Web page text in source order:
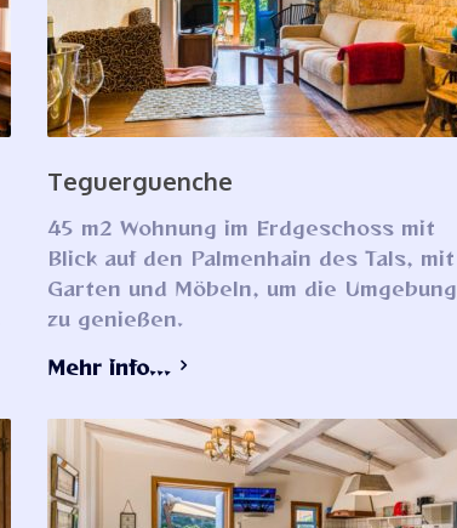
Teguerguenche
45 m2 Wohnung im Erdgeschoss mit
Blick auf den Palmenhain des Tals, mit
Garten und Möbeln, um die Umgebung
zu genießen.
Mehr info...